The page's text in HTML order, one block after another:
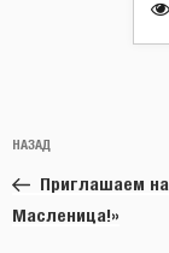
по
записям
Предыдущая
запись:
НАЗАД
Приглашаем
Масленица!»